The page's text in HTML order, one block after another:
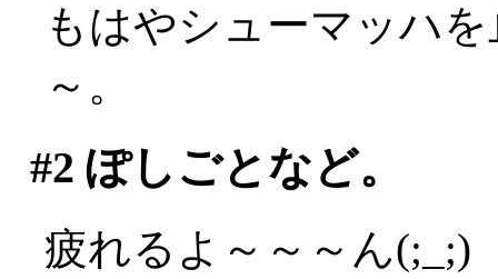
もはやシューマッハ
～。
#2 ぽしごとなど。
疲れるよ～～～ん(;_;)